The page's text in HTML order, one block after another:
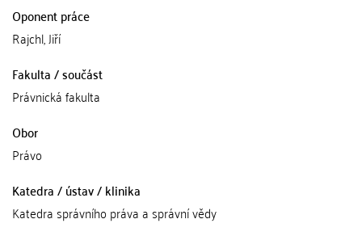
Oponent práce
Rajchl, Jiří
Fakulta / součást
Právnická fakulta
Obor
Právo
Katedra / ústav / klinika
Katedra správního práva a správní vědy